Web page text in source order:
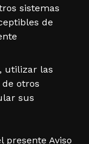
sistemas
de
utilizar las
otros
sus
presente Aviso